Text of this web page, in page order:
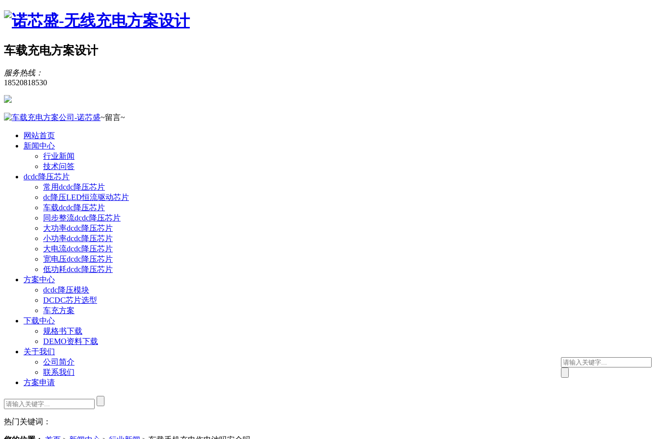
车载充电方案设计
服务热线：
18520818530
~留言~
网站首页
新闻中心
行业新闻
技术问答
dcdc降压芯片
常用dcdc降压芯片
dc降压LED恒流驱动芯片
车载dcdc降压芯片
同步整流dcdc降压芯片
大功率dcdc降压芯片
小功率dcdc降压芯片
大电流dcdc降压芯片
宽电压dcdc降压芯片
低功耗dcdc降压芯片
方案中心
dcdc降压模块
DCDC芯片选型
车充方案
下载中心
规格书下载
DEMO资料下载
关于我们
公司简介
联系我们
方案申请
热门关键词：